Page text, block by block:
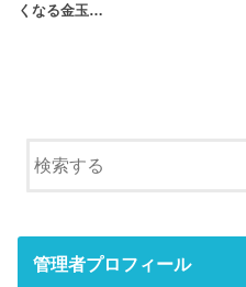
くなる金玉…
管理者プロフィール